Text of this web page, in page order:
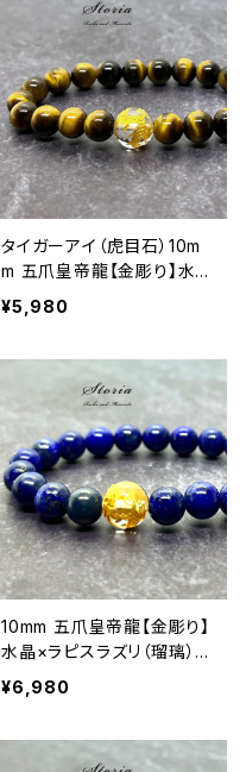
タイガーアイ（虎目石）10m
m 五爪皇帝龍【金彫り】水
晶 ブレスレット
¥5,980
10mm 五爪皇帝龍【金彫り】
水晶×ラピスラズリ（瑠璃）ブ
レスレット
¥6,980